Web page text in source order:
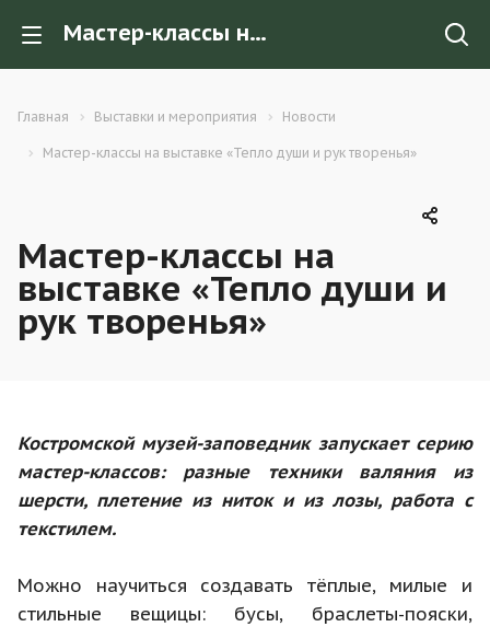
Мастер-классы на выставке «Тепло души и рук творенья»
Главная Выставки и мероприятия Новости
Мастер-классы на выставке «Тепло души и рук творенья»
Мастер-классы на
выставке «Тепло души и
рук творенья»
Костромской музей-заповедник запускает серию
мастер-классов: разные техники валяния из
шерсти, плетение из ниток и из лозы, работа с
текстилем.
Можно научиться создавать тёплые, милые и
стильные вещицы: бусы, браслеты-пояски,